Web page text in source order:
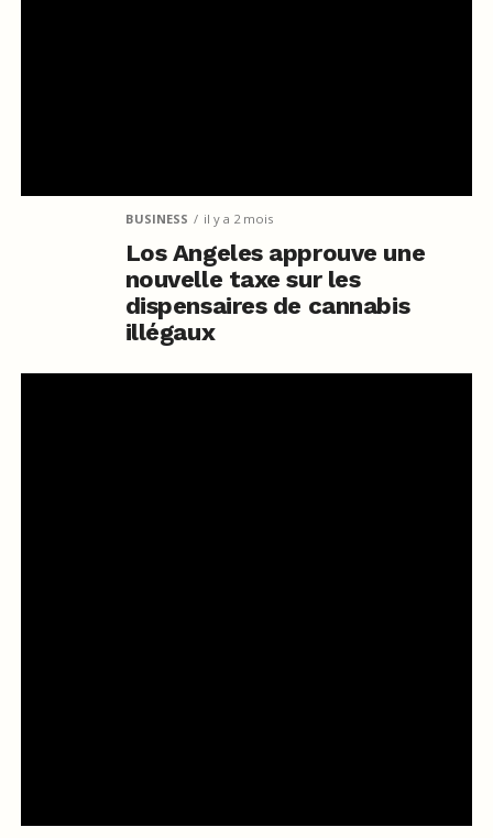
BUSINESS il y a 2 mois
Los Angeles approuve une
nouvelle taxe sur les
dispensaires de cannabis
illégaux